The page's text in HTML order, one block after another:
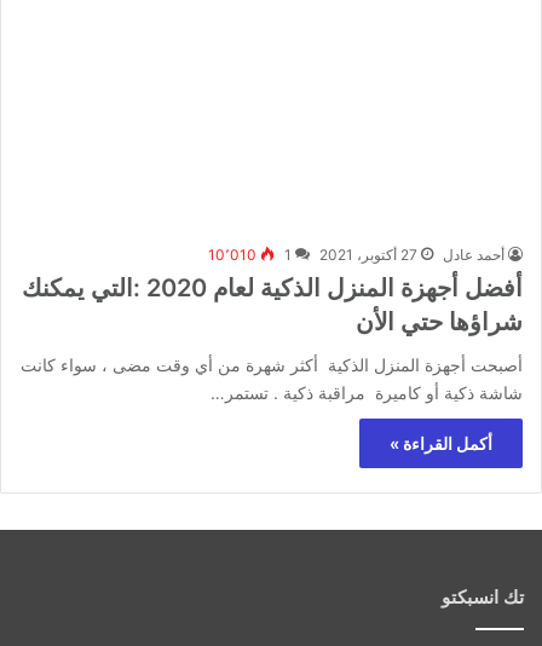
أحمد عادل 27 أكتوبر، 2021 1 10٬010
أفضل أجهزة المنزل الذكية لعام 2020 :التي يمكنك
شراؤها حتي الأن
أصبحت أجهزة المنزل الذكية أكثر شهرة من أي وقت مضى ، سواء كانت
شاشة ذكية أو كاميرة مراقبة ذكية . تستمر…
أكمل القراءة »
تك انسبكتو